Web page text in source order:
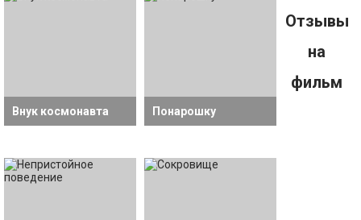
Внук космонавта Понарошку
Отзывы
на
фильм